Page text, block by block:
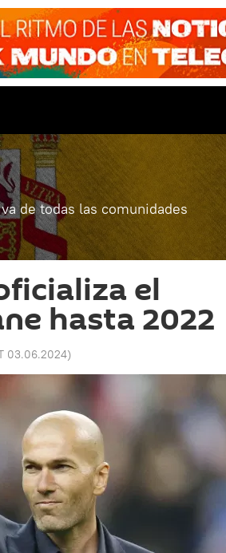
de todas las comunidades
el
hasta 2022
03.06.2024)